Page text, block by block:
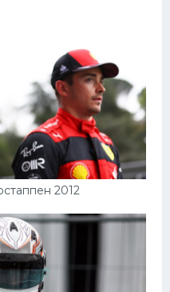
2012